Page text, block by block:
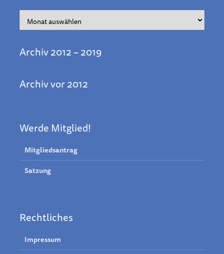
Archiv 2012 – 2019
Archiv vor 2012
Werde Mitglied!
Mitgliedsantrag
Satzung
Rechtliches
Impressum